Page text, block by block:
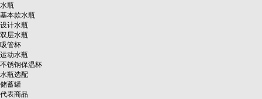
水瓶
基本款水瓶
设计水瓶
双层水瓶
吸管杯
运动水瓶
不锈钢保温杯
水瓶选配
储蓄罐
代表商品